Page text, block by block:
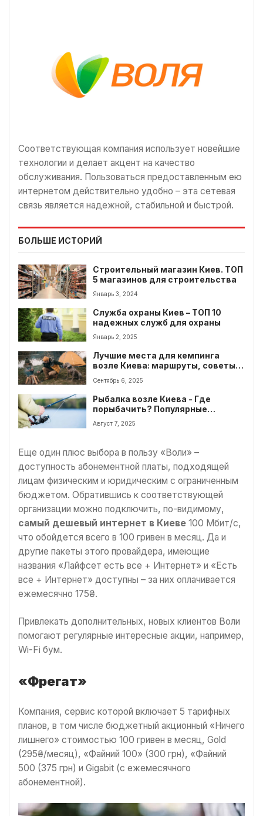
Соответствующая компания использует новейшие
технологии и делает акцент на качество
обслуживания. Пользоваться предоставленным ею
интернетом действительно удобно – эта сетевая
связь является надежной, стабильной и быстрой.
БОЛЬШЕ ИСТОРИЙ
Строительный магазин Киев. ТОП
5 магазинов для строительства
Январь 3, 2024
Служба охраны Киев – ТОП 10
надежных служб для охраны
Январь 2, 2025
Лучшие места для кемпинга
возле Киева: маршруты, советы,
безопасность
Сентябрь 6, 2025
Рыбалка возле Киева - Где
порыбачить? Популярные
водоемы и места
Август 7, 2025
Еще один плюс выбора в пользу «Воли» –
доступность абонементной платы, подходящей
лицам физическим и юридическим с ограниченным
бюджетом. Обратившись к соответствующей
организации можно подключить, по-видимому,
самый дешевый интернет в Киеве 100 Мбит/с,
что обойдется всего в 100 гривен в месяц. Да и
другие пакеты этого провайдера, имеющие
названия «Лайфсет есть все + Интернет» и «Есть
все + Интернет» доступны – за них оплачивается
ежемесячно 175₴.
Привлекать дополнительных, новых клиентов Воли
помогают регулярные интересные акции, например,
Wi-Fi бум.
«Фрегат»
Компания, сервис которой включает 5 тарифных
планов, в том числе бюджетный акционный «Ничего
лишнего» стоимостью 100 гривен в месяц, Gold
(295₴/месяц), «Файний 100» (300 грн), «Файний
500 (375 грн) и Gigabit (с ежемесячного
абонементной).